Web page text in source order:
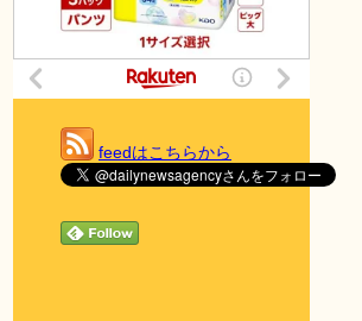
feedはこちらから